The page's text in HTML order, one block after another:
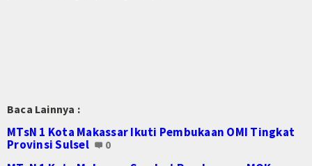
Baca Lainnya :
MTsN 1 Kota Makassar Ikuti Pembukaan OMI Tingkat
Provinsi Sulsel
0